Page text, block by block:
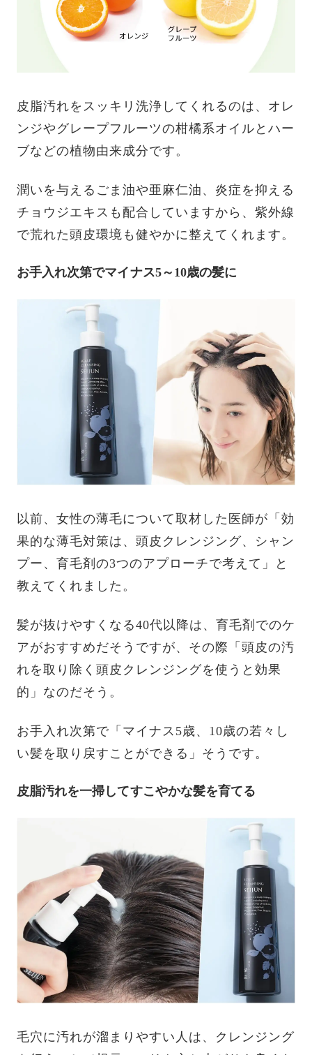
皮脂汚れをスッキリ洗浄してくれるのは、オレ
ンジやグレープフルーツの柑橘系オイルとハー
ブなどの植物由来成分です。
潤いを与えるごま油や亜麻仁油、炎症を抑える
チョウジエキスも配合していますから、紫外線
で荒れた頭皮環境も健やかに整えてくれます。
お手入れ次第でマイナス5～10歳の髪に
以前、女性の薄毛について取材した医師が「効
果的な薄毛対策は、頭皮クレンジング、シャン
プー、育毛剤の3つのアプローチで考えて」と
教えてくれました。
髪が抜けやすくなる40代以降は、育毛剤でのケ
アがおすすめだそうですが、その際「頭皮の汚
れを取り除く頭皮クレンジングを使うと効果
的」なのだそう。
お手入れ次第で「マイナス5歳、10歳の若々し
い髪を取り戻すことができる」そうです。
皮脂汚れを一掃してすこやかな髪を育てる
毛穴に汚れが溜まりやすい人は、クレンジング